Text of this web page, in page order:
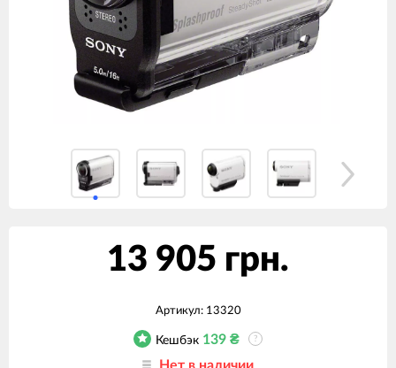
13 905 грн.
Артикул: 13320
Кешбэк 139 ₴ ?